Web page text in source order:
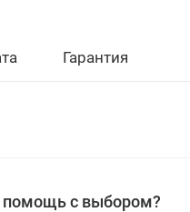
Гарантия
с выбором?